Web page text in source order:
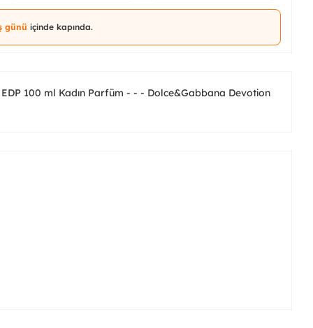
günü içinde kapında.
100 ml Kadın Parfüm - - - Dolce&Gabbana Devotion